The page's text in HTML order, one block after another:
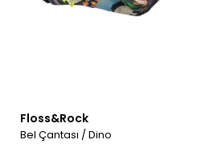
Floss&Rock
Bel Çantası / Dino